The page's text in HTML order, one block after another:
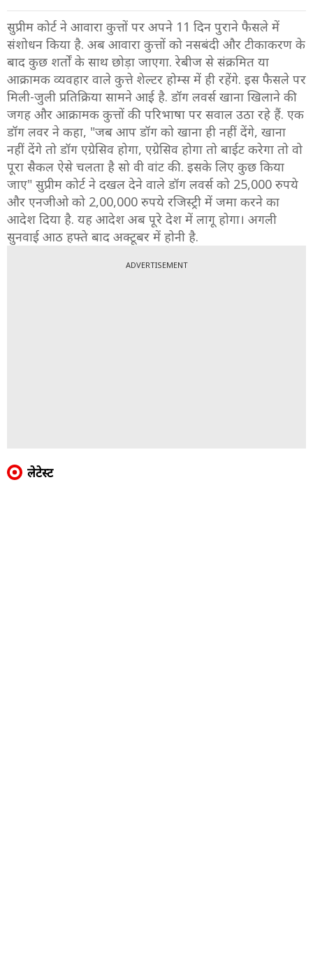
सुप्रीम कोर्ट ने आवारा कुत्तों पर अपने 11 दिन पुराने फैसले में
संशोधन किया है. अब आवारा कुत्तों को नसबंदी और टीकाकरण के
बाद कुछ शर्तों के साथ छोड़ा जाएगा. रेबीज से संक्रमित या
आक्रामक व्यवहार वाले कुत्ते शेल्टर होम्स में ही रहेंगे. इस फैसले पर
मिली-जुली प्रतिक्रिया सामने आई है. डॉग लवर्स खाना खिलाने की
जगह और आक्रामक कुत्तों की परिभाषा पर सवाल उठा रहे हैं. एक
डॉग लवर ने कहा, "जब आप डॉग को खाना ही नहीं देंगे, खाना
नहीं देंगे तो डॉग एग्रेसिव होगा, एग्रेसिव होगा तो बाईट करेगा तो वो
पूरा सैकल ऐसे चलता है सो वी वांट की. इसके लिए कुछ किया
जाए" सुप्रीम कोर्ट ने दखल देने वाले डॉग लवर्स को 25,000 रुपये
और एनजीओ को 2,00,000 रुपये रजिस्ट्री में जमा करने का
आदेश दिया है. यह आदेश अब पूरे देश में लागू होगा। अगली
सुनवाई आठ हफ्ते बाद अक्टूबर में होनी है.
ADVERTISEMENT
लेटेस्ट